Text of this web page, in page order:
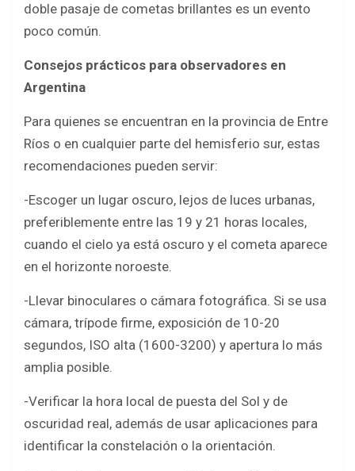
doble pasaje de cometas brillantes es un evento
poco común.
Consejos prácticos para observadores en
Argentina
Para quienes se encuentran en la provincia de Entre
Ríos o en cualquier parte del hemisferio sur, estas
recomendaciones pueden servir:
-Escoger un lugar oscuro, lejos de luces urbanas,
preferiblemente entre las 19 y 21 horas locales,
cuando el cielo ya está oscuro y el cometa aparece
en el horizonte noroeste.
-Llevar binoculares o cámara fotográfica. Si se usa
cámara, trípode firme, exposición de 10-20
segundos, ISO alta (1600-3200) y apertura lo más
amplia posible.
-Verificar la hora local de puesta del Sol y de
oscuridad real, además de usar aplicaciones para
identificar la constelación o la orientación.